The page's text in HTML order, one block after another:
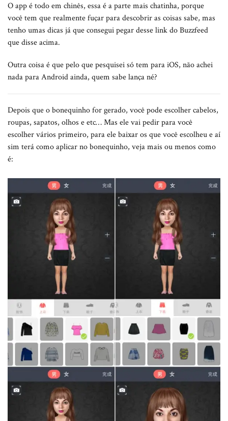
O app é todo em chinês, essa é a parte mais chatinha, porque
você tem que realmente fuçar para descobrir as coisas sabe, mas
tenho umas dicas já que consegui pegar desse link do Buzzfeed
que disse acima.
Outra coisa é que pelo que pesquisei só tem para iOS, não achei
nada para Android ainda, quem sabe lança né?
Depois que o bonequinho for gerado, você pode escolher cabelos,
roupas, sapatos, olhos e etc… Mas ele vai pedir para você
escolher vários primeiro, para ele baixar os que você escolheu e aí
sim terá como aplicar no bonequinho, veja mais ou menos como
é: